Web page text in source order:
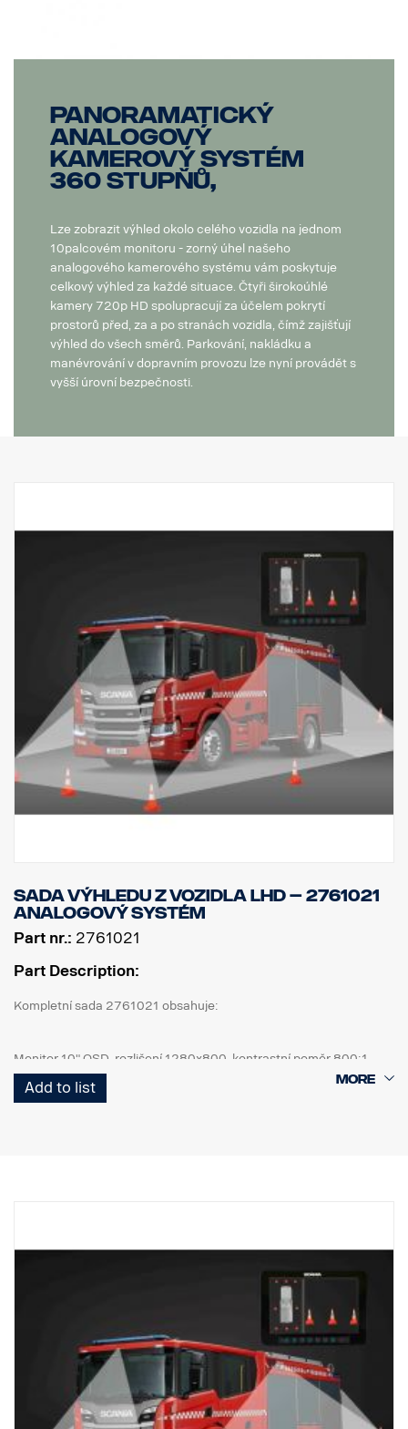
Panoramatický
analogový
kamerový systém
360 stupňů,
Lze zobrazit výhled okolo celého vozidla na jednom
10palcovém monitoru - zorný úhel našeho
analogového kamerového systému vám poskytuje
celkový výhled za každé situace. Čtyři širokoúhlé
kamery 720p HD spolupracují za účelem pokrytí
prostorů před, za a po stranách vozidla, čímž zajišťují
výhled do všech směrů. Parkování, nakládku a
manévrování v dopravním provozu lze nyní provádět s
vyšší úrovní bezpečnosti.
Sada výhledu z vozidla LHD – 2761021
analogový systém
Part nr.: 2761021
Part Description:
Kompletní sada 2761021 obsahuje:
Monitor 10" OSD, rozlišení 1280x800, kontrastní poměr 800:1
4 ks kamer, IP67, 1,3 Mpix, zorný úhel 185°, 0,2 luxu
1 ks ECU a všechny potřebné kabely, přední kamera 6 m, boční
Add to list